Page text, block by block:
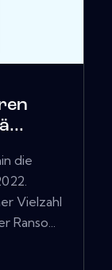
die
Vielzahl